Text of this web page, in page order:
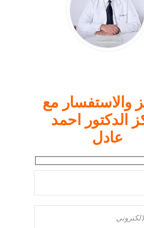
والاستفسار مع
الدكتور احمد
عادل